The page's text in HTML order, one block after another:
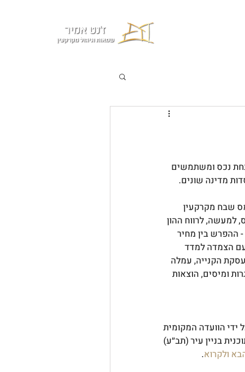
נכס ומשתמשים
מדינה שונים.
שבח מקרקעין
למעשה, לרווח ההון
ההפרש בין מחיר
עם הצמדה למדד
הקנייה, עמלה
אגרות ומיסים, הוצאות
ידי הוועדה המקומית
בניין עיר (תב״ע)
ולקרוא.